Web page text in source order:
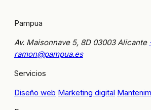
Pampua
Av. Maisonnave 5, 8D 03003 Alicante
ramon@pampua.es
Servicios
Diseño web Marketing digital